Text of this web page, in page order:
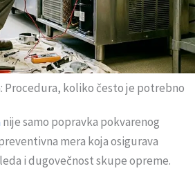
Procedura, koliko često je potrebno
nije samo popravka pokvarenog
mera koja osigurava
i dugovečnost skupe opreme.